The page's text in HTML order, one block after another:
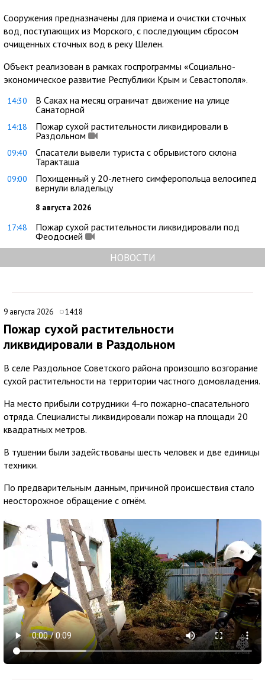
Сооружения предназначены для приема и очистки сточных
вод, поступающих из Морского, с последующим сбросом
очищенных сточных вод в реку Шелен.
Объект реализован в рамках госпрограммы «Социально-
экономическое развитие Республики Крым и Севастополя».
14:30
В Саках на месяц ограничат движение на улице
Санаторной
14:18
Пожар сухой растительности ликвидировали в
Раздольном
09:40
Спасатели вывели туриста с обрывистого склона
Таракташа
09:00
Похищенный у 20-летнего симферопольца велосипед
вернули владельцу
8 августа 2026
17:48
Пожар сухой растительности ликвидировали под
Феодосией
НОВОСТИ
9 августа 2026 14:18
Пожар сухой растительности
ликвидировали в Раздольном
В селе Раздольное Советского района произошло возгорание
сухой растительности на территории частного домовладения.
На место прибыли сотрудники 4-го пожарно-спасательного
отряда. Специалисты ликвидировали пожар на площади 20
квадратных метров.
В тушении были задействованы шесть человек и две единицы
техники.
По предварительным данным, причиной происшествия стало
неосторожное обращение с огнём.